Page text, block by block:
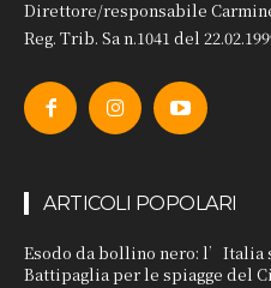
Direttore/responsabile
Reg. Trib. Sa n.1041 del
ARTICOLI POPOLARI
Esodo da bollino nero: l’Italia
Battipaglia per le spiagge del